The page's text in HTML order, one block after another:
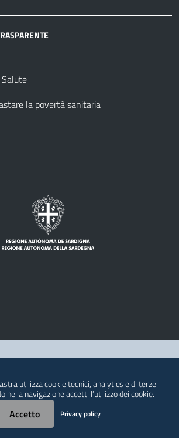
la povertà sanitaria
© 2026 Regione Autonoma della Sardegna
utilizza cookie tecnici, analytics e di terze
nella navigazione accetti l’utilizzo dei cookie.
Accetto Privacy policy